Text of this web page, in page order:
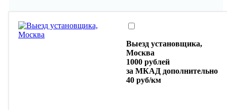
Выезд установщика,
Москва
1000 рублей
за МКАД дополнительно
40 руб/км